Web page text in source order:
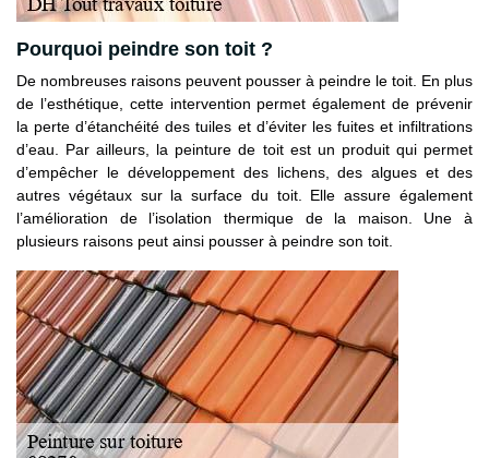
Pourquoi peindre son toit ?
De nombreuses raisons peuvent pousser à peindre le toit. En plus
de l’esthétique, cette intervention permet également de prévenir
la perte d’étanchéité des tuiles et d’éviter les fuites et infiltrations
d’eau. Par ailleurs, la peinture de toit est un produit qui permet
d’empêcher le développement des lichens, des algues et des
autres végétaux sur la surface du toit. Elle assure également
l’amélioration de l’isolation thermique de la maison. Une à
plusieurs raisons peut ainsi pousser à peindre son toit.